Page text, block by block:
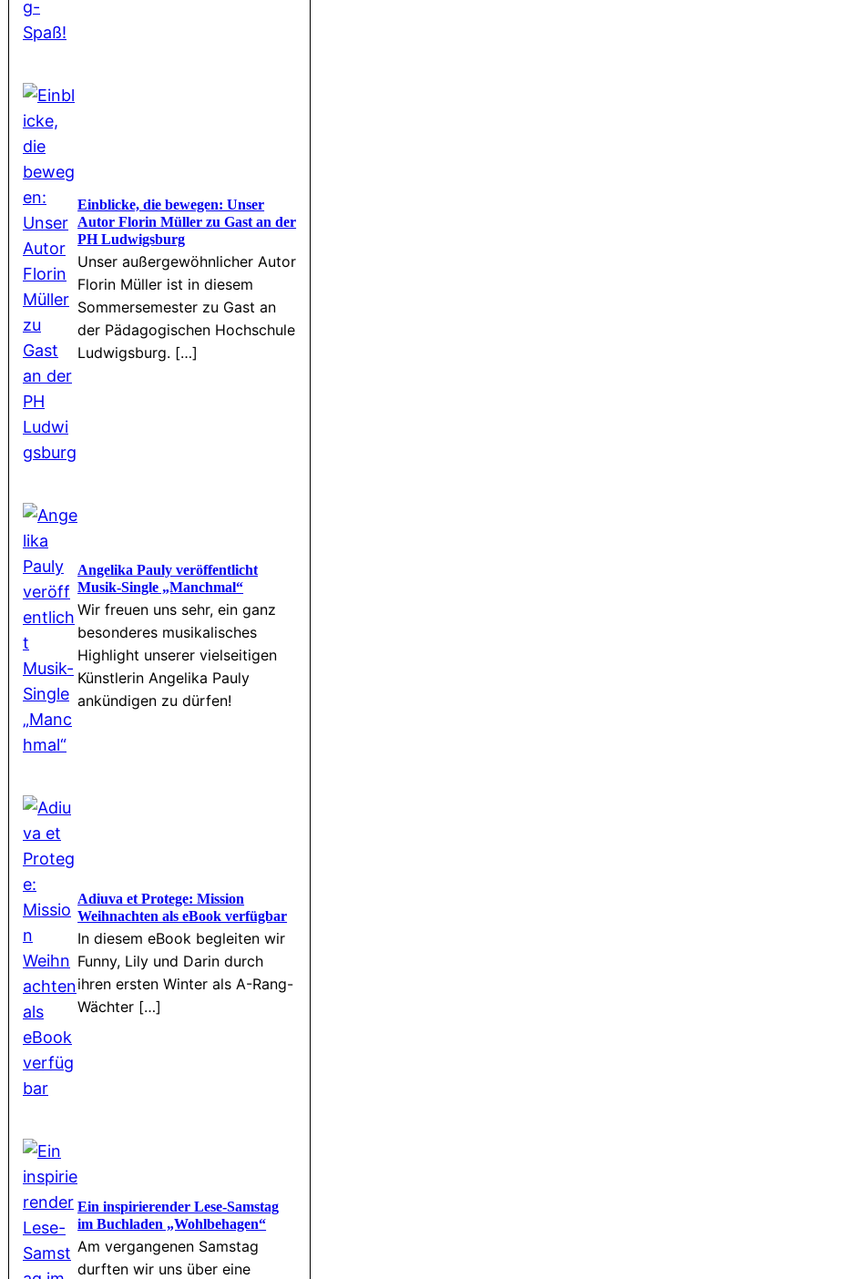
Einblicke, die bewegen: Unser
Autor Florin Müller zu Gast an der
PH Ludwigsburg
Unser außergewöhnlicher Autor
Florin Müller ist in diesem
Sommersemester zu Gast an
der Pädagogischen Hochschule
Ludwigsburg. […]
Angelika Pauly veröffentlicht
Musik-Single „Manchmal“
Wir freuen uns sehr, ein ganz
besonderes musikalisches
Highlight unserer vielseitigen
Künstlerin Angelika Pauly
ankündigen zu dürfen!
Adiuva et Protege: Mission
Weihnachten als eBook verfügbar
In diesem eBook begleiten wir
Funny, Lily und Darin durch
ihren ersten Winter als A-Rang-
Wächter […]
Ein inspirierender Lese-Samstag
im Buchladen „Wohlbehagen“
Am vergangenen Samstag
durften wir uns über eine